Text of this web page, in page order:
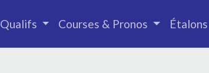
Qualifs Courses & Pronos Étalons